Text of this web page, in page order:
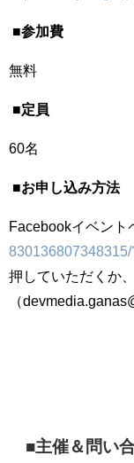
■参加費
無料
■定員
60名
■お申し込み方法
Facebookイベント
830136807348315/
押していただくか
（
■主催＆問い